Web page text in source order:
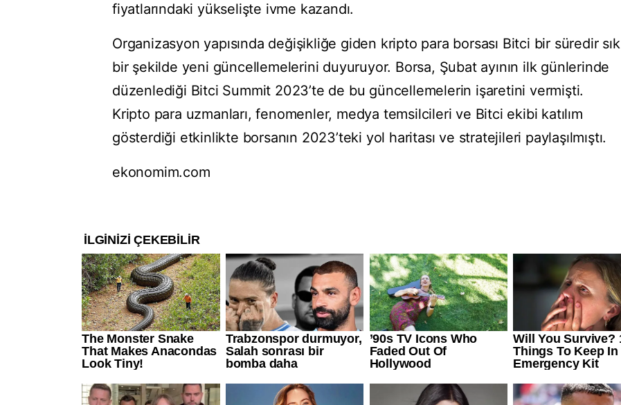
fiyatlarındaki yükselişte ivme kazandı.
Organizasyon yapısında değişikliğe giden kripto para borsası Bitci bir süredir sık
bir şekilde yeni güncellemelerini duyuruyor. Borsa, Şubat ayının ilk günlerinde
düzenlediği Bitci Summit 2023’te de bu güncellemelerin işaretini vermişti.
Kripto para uzmanları, fenomenler, medya temsilcileri ve Bitci ekibi katılım
gösterdiği etkinlikte borsanın 2023’teki yol haritası ve stratejileri paylaşılmıştı.
ekonomim.com